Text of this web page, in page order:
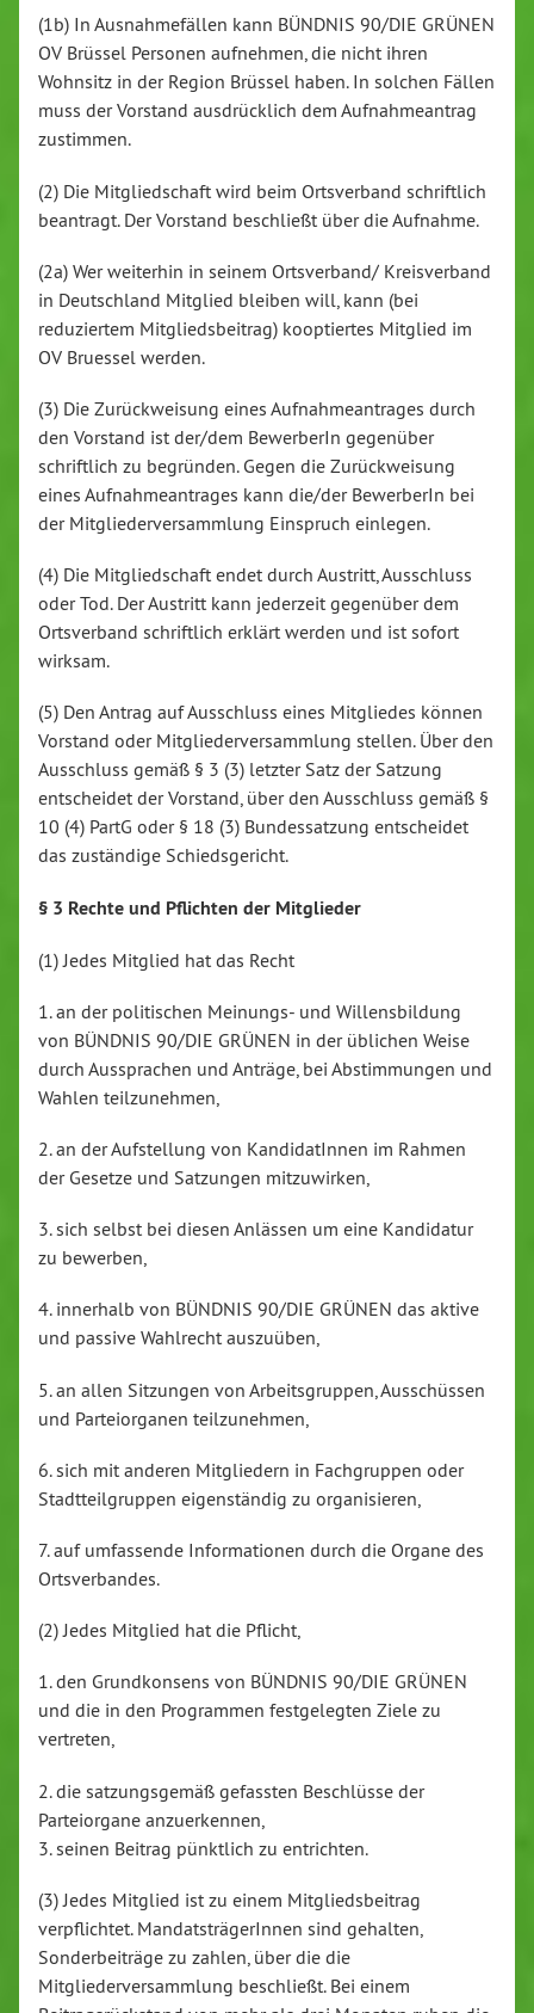
(1b) In Ausnahmefällen kann BÜNDNIS 90/DIE GRÜNEN
OV Brüssel Personen aufnehmen, die nicht ihren
Wohnsitz in der Region Brüssel haben. In solchen Fällen
muss der Vorstand ausdrücklich dem Aufnahmeantrag
zustimmen.
(2) Die Mitgliedschaft wird beim Ortsverband schriftlich
beantragt. Der Vorstand beschließt über die Aufnahme.
(2a) Wer weiterhin in seinem Ortsverband/ Kreisverband
in Deutschland Mitglied bleiben will, kann (bei
reduziertem Mitgliedsbeitrag) kooptiertes Mitglied im
OV Bruessel werden.
(3) Die Zurückweisung eines Aufnahmeantrages durch
den Vorstand ist der/dem BewerberIn gegenüber
schriftlich zu begründen. Gegen die Zurückweisung
eines Aufnahmeantrages kann die/der BewerberIn bei
der Mitgliederversammlung Einspruch einlegen.
(4) Die Mitgliedschaft endet durch Austritt, Ausschluss
oder Tod. Der Austritt kann jederzeit gegenüber dem
Ortsverband schriftlich erklärt werden und ist sofort
wirksam.
(5) Den Antrag auf Ausschluss eines Mitgliedes können
Vorstand oder Mitgliederversammlung stellen. Über den
Ausschluss gemäß § 3 (3) letzter Satz der Satzung
entscheidet der Vorstand, über den Ausschluss gemäß §
10 (4) PartG oder § 18 (3) Bundessatzung entscheidet
das zuständige Schiedsgericht.
§ 3 Rechte und Pflichten der Mitglieder
(1) Jedes Mitglied hat das Recht
1. an der politischen Meinungs- und Willensbildung
von BÜNDNIS 90/DIE GRÜNEN in der üblichen Weise
durch Aussprachen und Anträge, bei Abstimmungen und
Wahlen teilzunehmen,
2. an der Aufstellung von KandidatInnen im Rahmen
der Gesetze und Satzungen mitzuwirken,
3. sich selbst bei diesen Anlässen um eine Kandidatur
zu bewerben,
4. innerhalb von BÜNDNIS 90/DIE GRÜNEN das aktive
und passive Wahlrecht auszuüben,
5. an allen Sitzungen von Arbeitsgruppen, Ausschüssen
und Parteiorganen teilzunehmen,
6. sich mit anderen Mitgliedern in Fachgruppen oder
Stadtteilgruppen eigenständig zu organisieren,
7. auf umfassende Informationen durch die Organe des
Ortsverbandes.
(2) Jedes Mitglied hat die Pflicht,
1. den Grundkonsens von BÜNDNIS 90/DIE GRÜNEN
und die in den Programmen festgelegten Ziele zu
vertreten,
2. die satzungsgemäß gefassten Beschlüsse der
Parteiorgane anzuerkennen,
3. seinen Beitrag pünktlich zu entrichten.
(3) Jedes Mitglied ist zu einem Mitgliedsbeitrag
verpflichtet. MandatsträgerInnen sind gehalten,
Sonderbeiträge zu zahlen, über die die
Mitgliederversammlung beschließt. Bei einem